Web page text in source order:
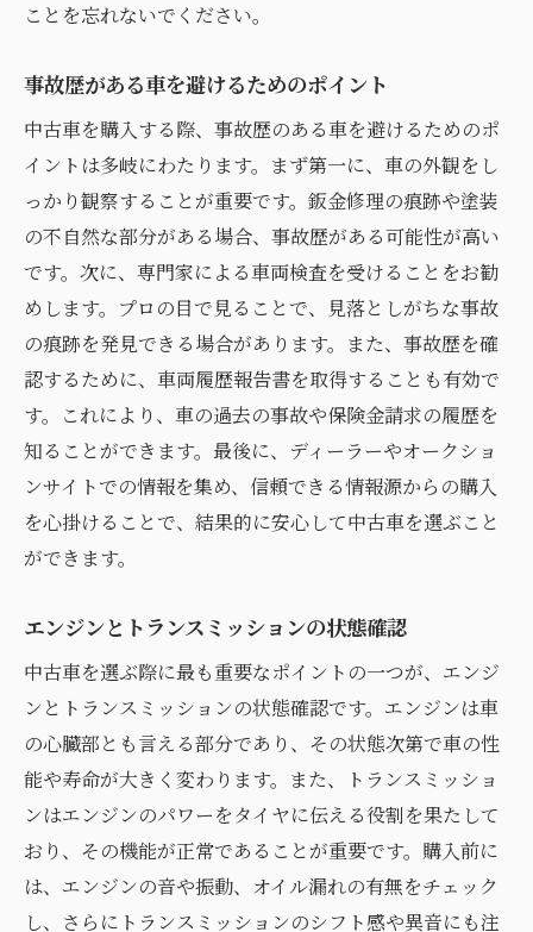
ことを忘れないでください。
事故歴がある車を避けるためのポイント
中古車を購入する際、事故歴のある車を避けるためのポ
イントは多岐にわたります。まず第一に、車の外観をし
っかり観察することが重要です。鈑金修理の痕跡や塗装
の不自然な部分がある場合、事故歴がある可能性が高い
です。次に、専門家による車両検査を受けることをお勧
めします。プロの目で見ることで、見落としがちな事故
の痕跡を発見できる場合があります。また、事故歴を確
認するために、車両履歴報告書を取得することも有効で
す。これにより、車の過去の事故や保険金請求の履歴を
知ることができます。最後に、ディーラーやオークショ
ンサイトでの情報を集め、信頼できる情報源からの購入
を心掛けることで、結果的に安心して中古車を選ぶこと
ができます。
エンジンとトランスミッションの状態確認
中古車を選ぶ際に最も重要なポイントの一つが、エンジ
ンとトランスミッションの状態確認です。エンジンは車
の心臓部とも言える部分であり、その状態次第で車の性
能や寿命が大きく変わります。また、トランスミッショ
ンはエンジンのパワーをタイヤに伝える役割を果たして
おり、その機能が正常であることが重要です。購入前に
は、エンジンの音や振動、オイル漏れの有無をチェック
し、さらにトランスミッションのシフト感や異音にも注